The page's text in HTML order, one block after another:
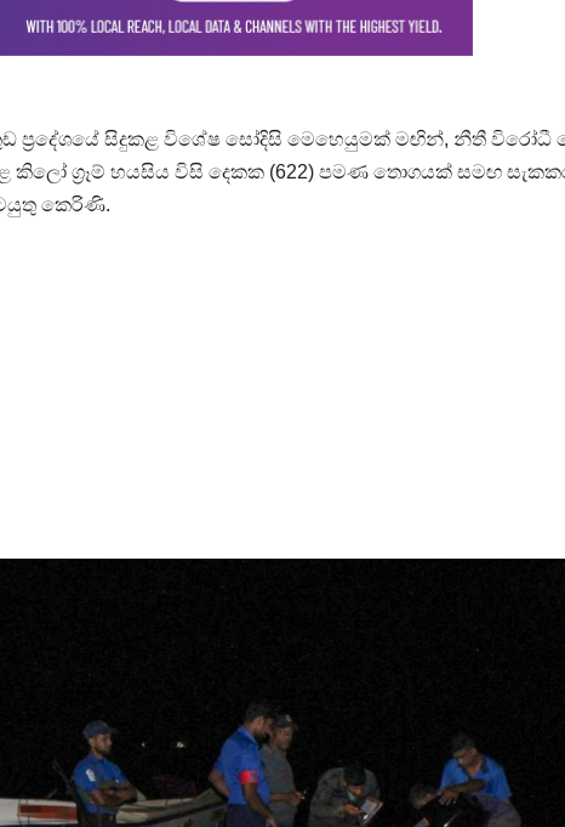
ප්‍රදේශයේ සිදුකළ විශේෂ සෝදිසි මෙහෙයුමක් මඟින්, නීතී විරෝධී
කිලෝ ග්‍රෑම් හයසිය විසි දෙකක (622) පමණ තොගයක් සමඟ
කෙරිණි.